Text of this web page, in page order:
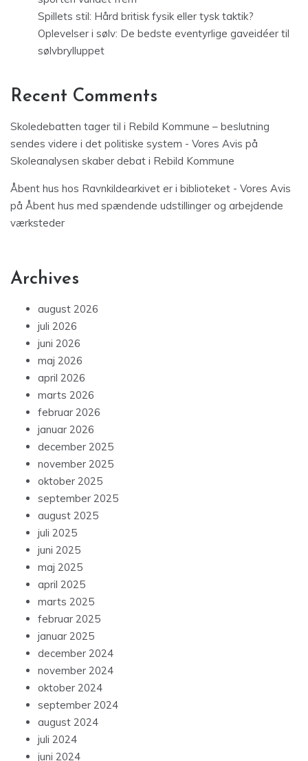
Spillets stil: Hård britisk fysik eller tysk taktik?
Oplevelser i sølv: De bedste eventyrlige gaveidéer til
sølvbrylluppet
Recent Comments
Skoledebatten tager til i Rebild Kommune – beslutning
sendes videre i det politiske system - Vores Avis på
Skoleanalysen skaber debat i Rebild Kommune
Åbent hus hos Ravnkildearkivet er i biblioteket - Vores Avis
på Åbent hus med spændende udstillinger og arbejdende
værksteder
Archives
august 2026
juli 2026
juni 2026
maj 2026
april 2026
marts 2026
februar 2026
januar 2026
december 2025
november 2025
oktober 2025
september 2025
august 2025
juli 2025
juni 2025
maj 2025
april 2025
marts 2025
februar 2025
januar 2025
december 2024
november 2024
oktober 2024
september 2024
august 2024
juli 2024
juni 2024